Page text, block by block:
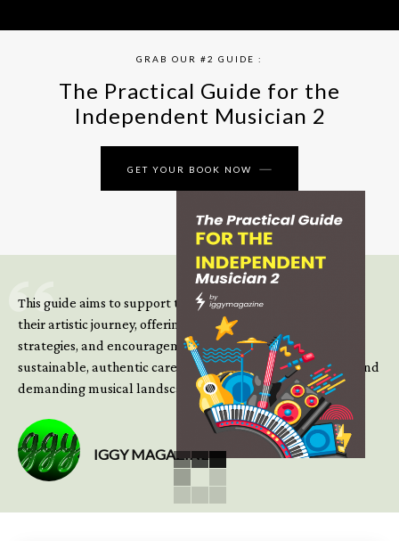
GRAB OUR #2 GUIDE :
The Practical Guide for the
Independent Musician 2
GET YOUR BOOK NOW
This guide aims to support those climbing the next steps of
their artistic journey, offering practical insight, updated
strategies, and encouragement to continue building
sustainable, authentic careers in an increasingly complex and
demanding musical landscape.
IGGY MAGAZINE